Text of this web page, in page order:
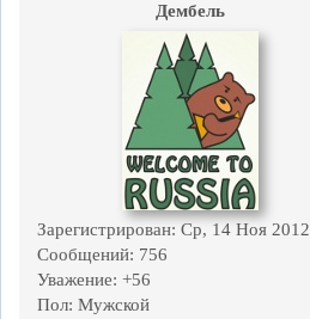
Дембель
Зарегистрирован: Ср, 14 Ноя 2012
Сообщений: 756
Уважение: +56
Пол: Мужской